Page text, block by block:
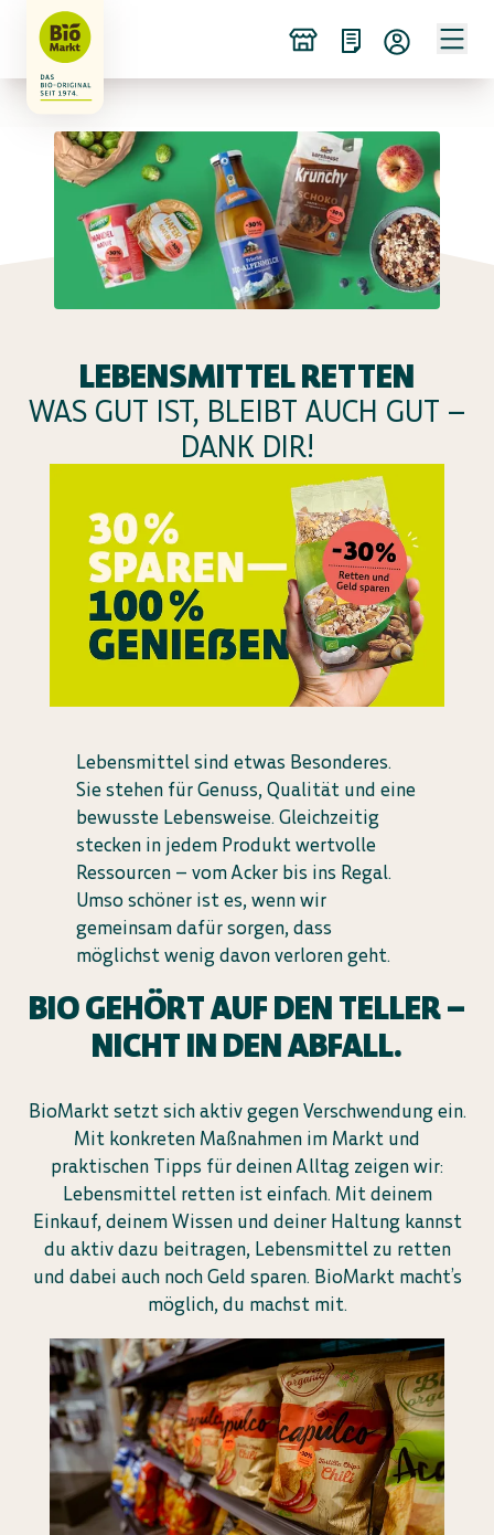
LEBENSMITTEL RETTEN
WAS GUT IST, BLEIBT AUCH GUT –
DANK DIR!
Lebensmittel sind etwas Besonderes.
Sie stehen für Genuss, Qualität und eine
bewusste Lebensweise. Gleichzeitig
stecken in jedem Produkt wertvolle
Ressourcen – vom Acker bis ins Regal.
Umso schöner ist es, wenn wir
gemeinsam dafür sorgen, dass
möglichst wenig davon verloren geht.
BIO GEHÖRT AUF DEN TELLER –
NICHT IN DEN ABFALL.
BioMarkt setzt sich aktiv gegen Verschwendung ein.
Mit konkreten Maßnahmen im Markt und
praktischen Tipps für deinen Alltag zeigen wir:
Lebensmittel retten ist einfach. Mit deinem
Einkauf, deinem Wissen und deiner Haltung kannst
du aktiv dazu beitragen, Lebensmittel zu retten
und dabei auch noch Geld sparen. BioMarkt macht’s
möglich, du machst mit.